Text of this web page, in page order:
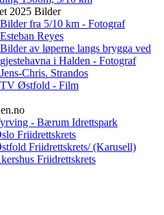
2025 Bilder
Bilder fra 5/10 km - Fotograf
Esteban Reyes
Bilder av løperne langs brygga ved
gjestehavna i Halden - Fotograf
Jens-Chris. Strandos
TV Østfold - Film
- Bærum Idrettspark
Friidrettskrets
Friidrettskrets/ (Karusell)
Friidrettskrets